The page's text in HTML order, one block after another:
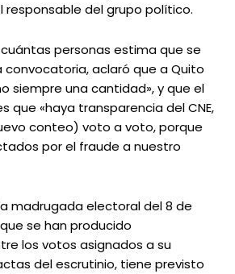
responsable del grupo político.
personas estima que se
convocatoria, aclaró que a Quito
siempre una cantidad», y que el
que «haya transparencia del CNE,
conteo) voto a voto, porque
por el fraude a nuestro
madrugada electoral del 8 de
se han producido
los votos asignados a su
del escrutinio, tiene previsto